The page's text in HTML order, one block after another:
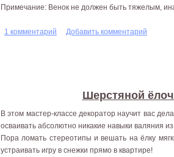
Примечание: Венок не должен быть тяжелым,
1 комментарий Добавить комментарий
Шерстяной
В этом мастер-классе декоратор научит вас
осваивать абсолютно никакие навыки валяния
Пора ломать стереотипы и вешать на ёлку
устраивать игру в снежки прямо в квартире!